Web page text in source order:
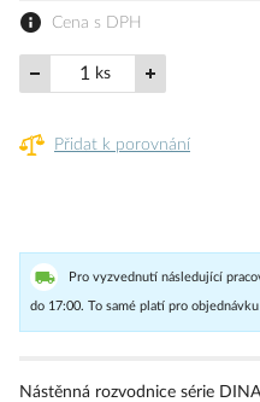
Cena s DPH
ks
Přidat k porovnání
Pro vyzvednutí následující
do 17:00. To samé platí pro
Nástěnná rozvodnice série